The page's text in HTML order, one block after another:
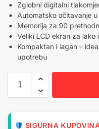
Zglobni digitalni
Automatsko očitavanje
Memorija za 90
Veliki LCD ekran za lako
Kompaktan i lagan –
upotrebu
SIGURNA